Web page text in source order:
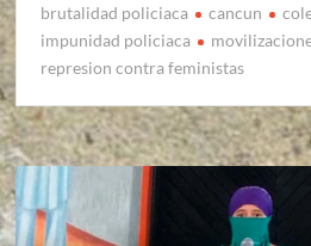
brutalidad policiaca
cancun
impunidad policiaca
represion contra feministas